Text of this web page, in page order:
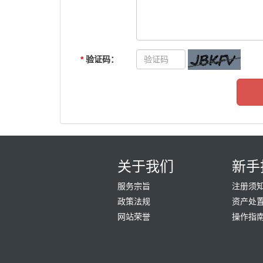
*验证码：
关于我们
服务宗旨
政策法规
网站荣誉
新
注册须
资产处
操作指